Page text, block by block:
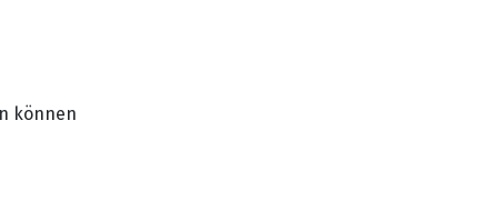
können